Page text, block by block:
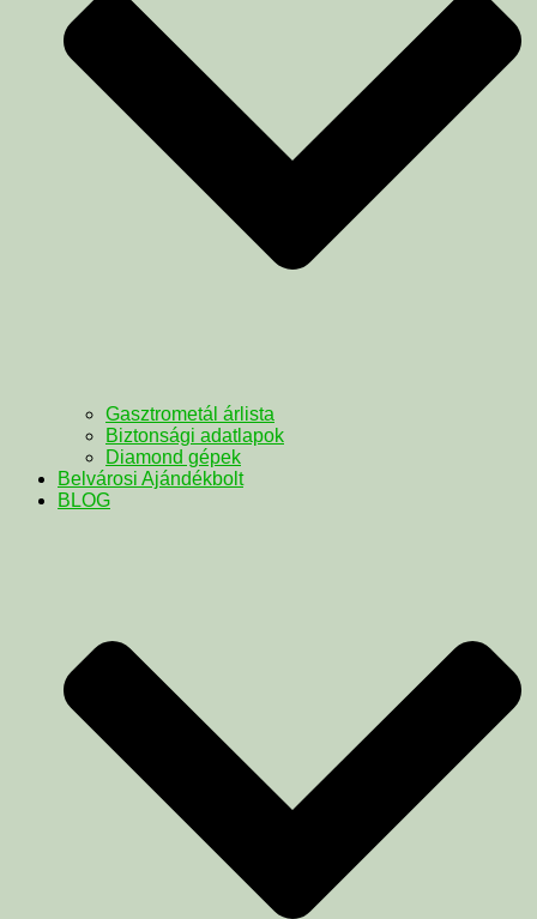
Gasztrometál árlista
Biztonsági adatlapok
Diamond gépek
Belvárosi Ajándékbolt
BLOG